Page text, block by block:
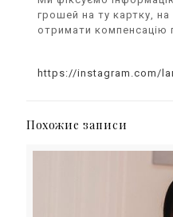
грошей на ту картку, на
отримати компенсацію
https://instagram.com/
Похожие записи